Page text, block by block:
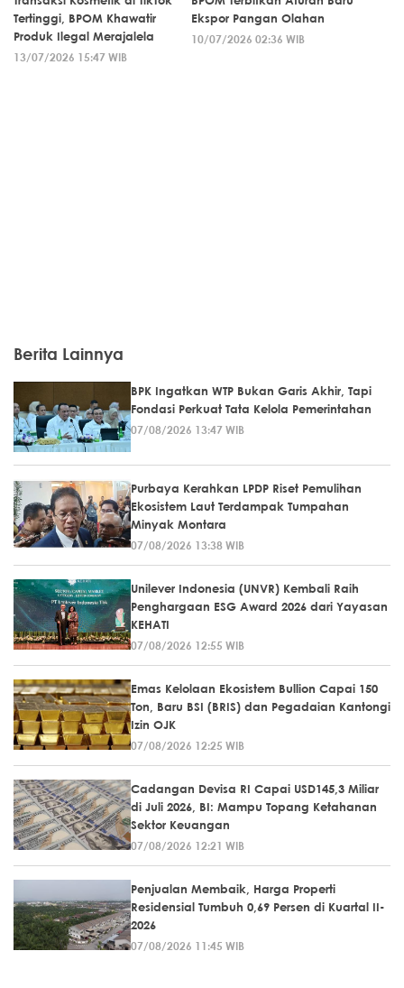
Tertinggi, BPOM Khawatir
Produk Ilegal Merajalela
13/07/2026 15:47 WIB
Ekspor Pangan Olahan
10/07/2026 02:36 WIB
Berita Lainnya
BPK Ingatkan WTP Bukan Garis Akhir, Tapi
Fondasi Perkuat Tata Kelola Pemerintahan
07/08/2026 13:47 WIB
Purbaya Kerahkan LPDP Riset Pemulihan
Ekosistem Laut Terdampak Tumpahan
Minyak Montara
07/08/2026 13:38 WIB
Unilever Indonesia (UNVR) Kembali Raih
Penghargaan ESG Award 2026 dari Yayasan
KEHATI
07/08/2026 12:55 WIB
Emas Kelolaan Ekosistem Bullion Capai 150
Ton, Baru BSI (BRIS) dan Pegadaian Kantongi
Izin OJK
07/08/2026 12:25 WIB
Cadangan Devisa RI Capai USD145,3 Miliar
di Juli 2026, BI: Mampu Topang Ketahanan
Sektor Keuangan
07/08/2026 12:21 WIB
Penjualan Membaik, Harga Properti
Residensial Tumbuh 0,69 Persen di Kuartal II-
2026
07/08/2026 11:45 WIB